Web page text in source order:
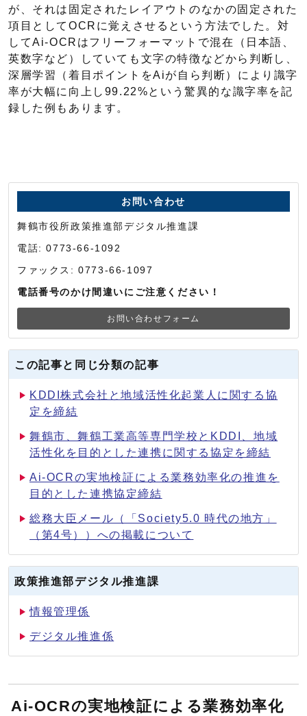
が、それは固定されたレイアウトのなかの固定された
項目としてOCRに覚えさせるという方法でした。対
してAi-OCRはフリーフォーマットで混在（日本語、
英数字など）していても文字の特徴などから判断し、
深層学習（着目ポイントをAiが自ら判断）により識字
率が大幅に向上し99.22%という驚異的な識字率を記
録した例もあります。
お問い合わせ
舞鶴市役所政策推進部デジタル推進課
電話: 0773-66-1092
ファックス: 0773-66-1097
電話番号のかけ間違いにご注意ください！
お問い合わせフォーム
この記事と同じ分類の記事
KDDI株式会社と地域活性化起業人に関する協
定を締結
舞鶴市、舞鶴工業高等専門学校とKDDI、地域
活性化を目的とした連携に関する協定を締結
Ai-OCRの実地検証による業務効率化の推進を
目的とした連携協定締結
総務大臣メール（「Society5.0 時代の地方」
（第4号））への掲載について
政策推進部デジタル推進課
情報管理係
デジタル推進係
Ai-OCRの実地検証による業務効率化